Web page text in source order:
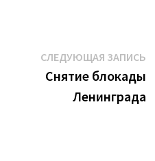
СЛЕДУЮЩАЯ ЗАПИСЬ
Снятие блокады
Ленинграда